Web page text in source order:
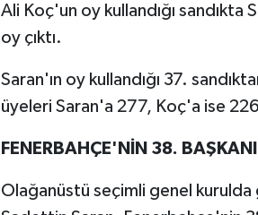
Ali Koç'un oy kullandığı
oy çıktı.
Saran'ın oy kullandığı 37.
üyeleri Saran'a 277, Koç'a ise
FENERBAHÇE'NİN 38. BAŞKANI
Olağanüstü seçimli genel